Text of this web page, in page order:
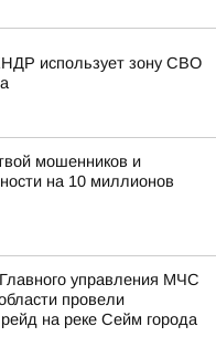
использует зону СВО
мошенников и
на 10 миллионов
управления МЧС
провели
на реке Сейм города